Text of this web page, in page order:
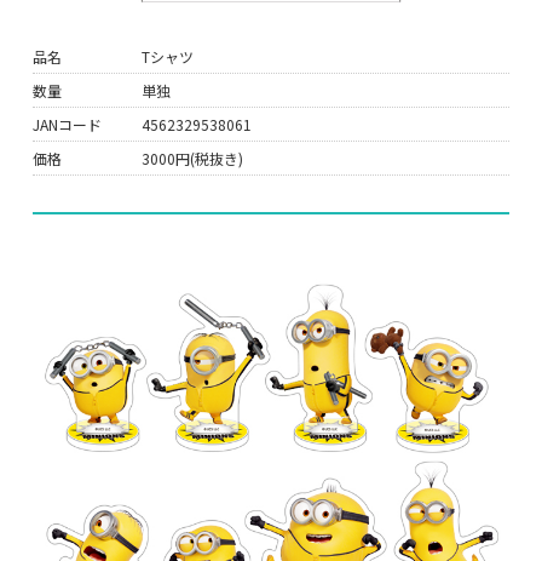
品名
Tシャツ
数量
単独
JANコード
4562329538061
価格
3000円(税抜き)